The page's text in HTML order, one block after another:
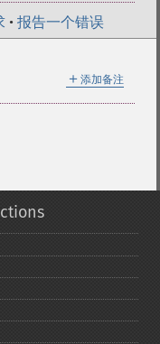
• 报告一个错误
＋ 添加备注